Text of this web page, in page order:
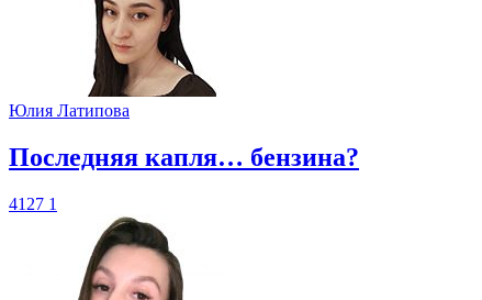
Юлия Латипова
​Последняя капля… бензина?
4127 1